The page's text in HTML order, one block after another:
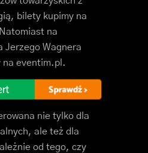
bilety kupimy na
na
Jerzego Wagnera
na eventim.pl.
nie tylko dla
ale też dla
od tego, czy